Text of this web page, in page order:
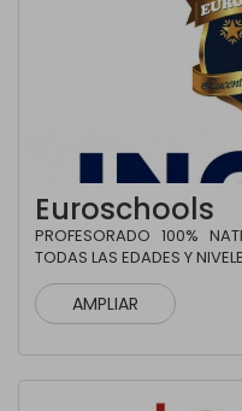
Euroschools
PROFESORADO 100%
TODAS LAS EDADES Y
AMPLIAR